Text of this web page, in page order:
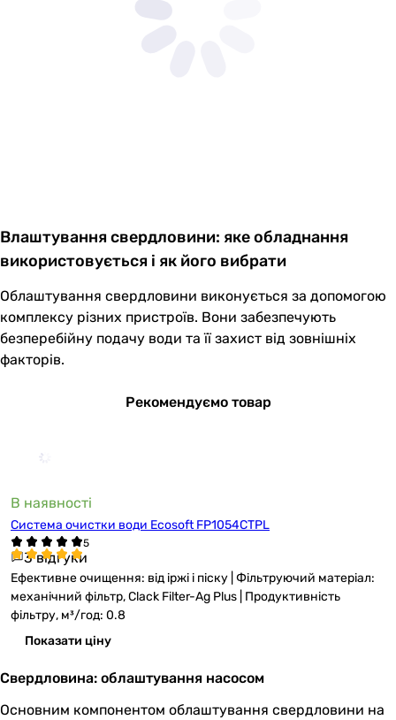
Влаштування свердловини: яке обладнання
використовується і як його вибрати
Облаштування свердловини виконується за допомогою
комплексу різних пристроїв. Вони забезпечують
безперебійну подачу води та її захист від зовнішніх
факторів.
Рекомендуємо товар
В наявності
Система очистки води Ecosoft FP1054CTPL
3 відгуки
Ефективне очищення: від іржі і піску | Фільтруючий матеріал:
механічний фільтр, Clack Filter-Ag Plus | Продуктивність
фільтру, м³/год: 0.8
Показати ціну
Свердловина: облаштування насосом
Основним компонентом облаштування свердловини на